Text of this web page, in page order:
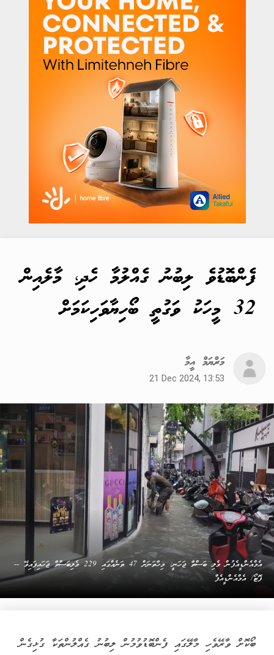
ފެންބޮޑުވެ ލިބުނު ގެއްލުމާ ހެދި، މާލެއިން
32 މީހަކު ވަގުތީ ބޯހިޔާވަހިކަމަށް
މަރްޔަމް އީމާ
21 Dec 2024, 13:53
އެމްއެންޑީއެފުން ވެލި ބަސްތާ ޖަހަނީ: މިހާތަނަށް 47 ތަނެއްގައި 229 ވެލިބަސްތާ ޖަހައިފައިވޭ --
ފޮޓޯ/ އެމްއެންޑީއެފް
ބޯކޮށް ވާރޭވެހި މާލޭގައި ފެންބޮޑުވުމުން ލިބުނު ގެއްލުންތަކާ ގުޅިގެން